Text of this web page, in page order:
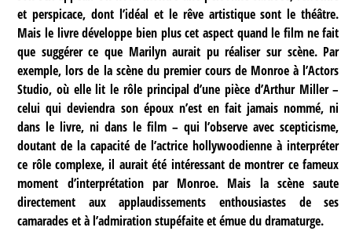
et perspicace, dont l’idéal et le rêve artistique sont le théâtre.
Mais le livre développe bien plus cet aspect quand le film ne fait
que suggérer ce que Marilyn aurait pu réaliser sur scène. Par
exemple, lors de la scène du premier cours de Monroe à l’Actors
Studio, où elle lit le rôle principal d’une pièce d’Arthur Miller –
celui qui deviendra son époux n’est en fait jamais nommé, ni
dans le livre, ni dans le film – qui l’observe avec scepticisme,
doutant de la capacité de l’actrice hollywoodienne à interpréter
ce rôle complexe, il aurait été intéressant de montrer ce fameux
moment d’interprétation par Monroe. Mais la scène saute
directement aux applaudissements enthousiastes de ses
camarades et à l’admiration stupéfaite et émue du dramaturge.